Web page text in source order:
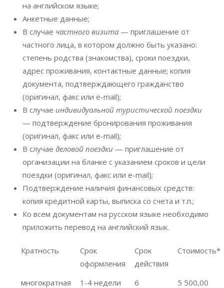
на английском языке;
Анкетные данные;
В случае частного визита — приглашение от
частного лица, в котором должно быть указано:
степень родства (знакомства), сроки поездки,
адрес проживания, контактные данные; копия
документа, подтверждающего гражданство
(оригинал, факс или e-mail);
В случае индивидуальной туристической поездки
— подтверждение бронирования проживания
(оригинал, факс или e-mail);
В случае деловой поездки — приглашение от
организации на бланке с указанием сроков и цели
поездки (оригинал, факс или e-mail);
Подтверждение наличия финансовых средств:
копия кредитной карты, выписка со счета и т.п.;
Ко всем документам на русском языке необходимо
приложить перевод на английский язык.
Кратность
Срок
оформления
Срок
действия
Стоимость*
многократная
1-4 недели
6
5 500,00